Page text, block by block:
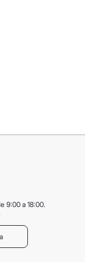
9:00 a 18:00.